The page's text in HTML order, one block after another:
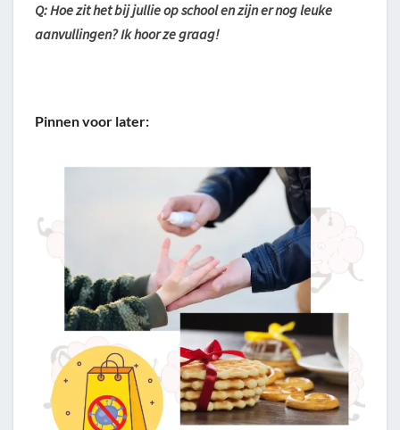
Q: Hoe zit het bij jullie op school en zijn er nog leuke
aanvullingen? Ik hoor ze graag!
Pinnen voor later: